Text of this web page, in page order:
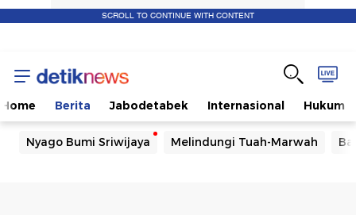
SCROLL TO CONTINUE WITH CONTENT
Home Berita Jabodetabek Internasional Hukum
Nyago Bumi Sriwijaya Melindungi Tuah-Marwah